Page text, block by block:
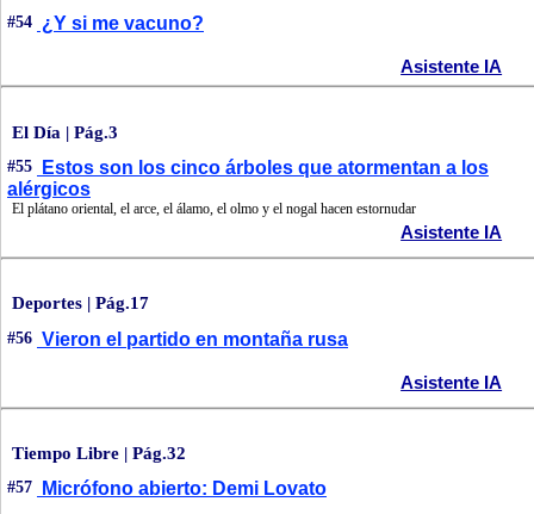
#54 ¿Y si me vacuno?
Asistente IA
El Día | Pág.3
#55
Estos son los cinco árboles que atormentan a los
alérgicos
El plátano oriental, el arce, el álamo, el olmo y el nogal hacen estornudar
Asistente IA
Deportes | Pág.17
#56 Vieron el partido en montaña rusa
Asistente IA
Tiempo Libre | Pág.32
#57 Micrófono abierto: Demi Lovato